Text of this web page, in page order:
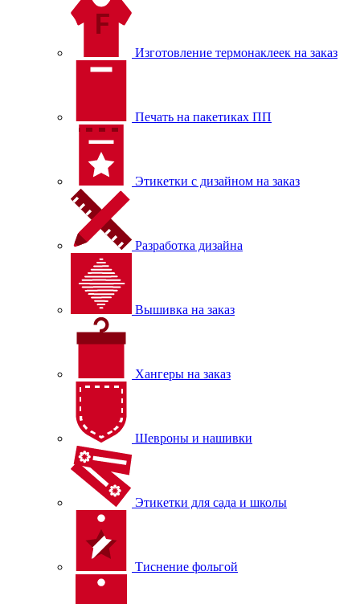
Изготовление термонаклеек на заказ
Печать на пакетиках ПП
Этикетки с дизайном на заказ
Разработка дизайна
Вышивка на заказ
Хангеры на заказ
Шевроны и нашивки
Этикетки для сада и школы
Тиснение фольгой